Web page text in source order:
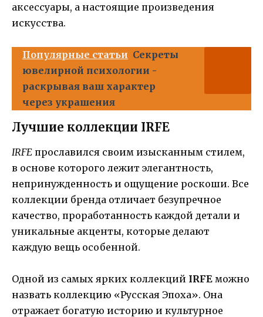
аксессуары, а настоящие произведения
искусства.
Популярные статьи Секреты
ювелирной психологии -
раскрывая ваш характер
через украшения
Лучшие коллекции IRFE
IRFE прославился своим изысканным стилем,
в основе которого лежит элегантность,
непринужденность и ощущение роскоши. Все
коллекции бренда отличает безупречное
качество, проработанность каждой детали и
уникальные акценты, которые делают
каждую вещь особенной.
Одной из самых ярких коллекций IRFE можно
назвать коллекцию «Русская Эпоха». Она
отражает богатую историю и культурное